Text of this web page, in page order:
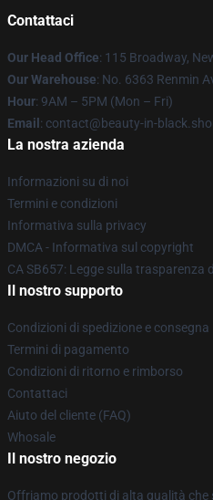
Contattaci
Our Head Office: 115 Broadway,
Our Warehouse: No. 6363 Renmin
Hour: 9AM – 5PM (Mon – Fri)
Email : contact@beauty-in-
La nostra azienda
Informazioni su di noi
Termini e condizioni
Informativa sulla privacy
DMCA - Informativa sul copyright
CA SB657: Legge sulla trasparenza
Il nostro supporto
Condizioni di spedizione e consegna
Termini di pagamento
Condizioni di ritorno e rimborso
Contattaci
Aiuto del cliente (FAQ)
Whosale
Il nostro negozio
Offriamo prodotti di alta qualità